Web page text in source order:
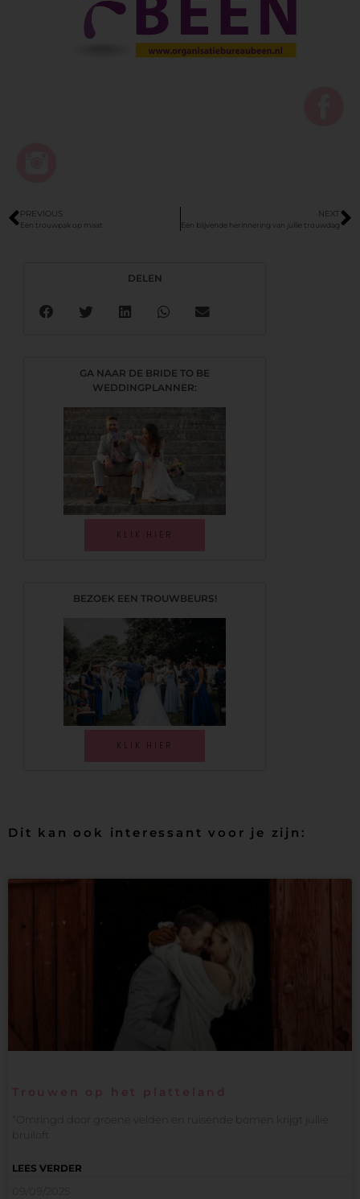
DELEN
GA NAAR DE BRIDE TO BE
WEDDINGPLANNER:
KLIK HIER
BEZOEK EEN TROUWBEURS!
KLIK HIER
PREVIOUS
Een trouwpak op maat
NEXT
Een blijvende herinnering van jullie trouwdag
Dit kan ook interessant voor je zijn:
Trouwen op het platteland
“Omringd door groene velden en ruisende bomen krijgt jullie
bruiloft
LEES VERDER